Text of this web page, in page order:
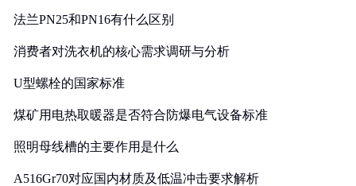
法兰PN25和PN16有什么区别
消费者对洗衣机的核心需求调研与分析
U型螺栓的国家标准
煤矿用电热取暖器是否符合防爆电气设备标准
照明母线槽的主要作用是什么
A516Gr70对应国内材质及低温冲击要求解析